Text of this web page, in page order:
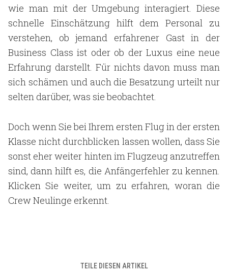
wie man mit der Umgebung interagiert. Diese
schnelle Einschätzung hilft dem Personal zu
verstehen, ob jemand erfahrener Gast in der
Business Class ist oder ob der Luxus eine neue
Erfahrung darstellt. Für nichts davon muss man
sich schämen und auch die Besatzung urteilt nur
selten darüber, was sie beobachtet.
Doch wenn Sie bei Ihrem ersten Flug in der ersten
Klasse nicht durchblicken lassen wollen, dass Sie
sonst eher weiter hinten im Flugzeug anzutreffen
sind, dann hilft es, die Anfängerfehler zu kennen.
Klicken Sie weiter, um zu erfahren, woran die
Crew Neulinge erkennt.
TEILE DIESEN ARTIKEL